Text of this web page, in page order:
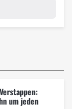
um jeden